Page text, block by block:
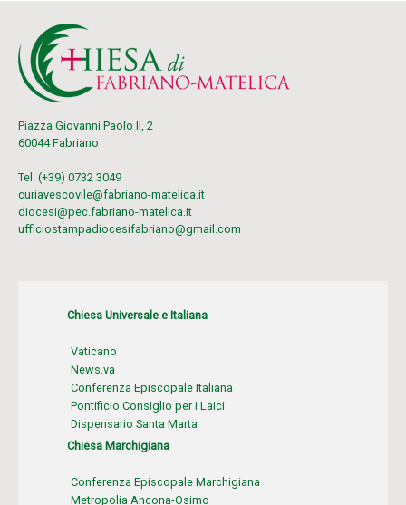
Piazza Giovanni Paolo II, 2
60044 Fabriano
Tel. (+39) 0732 3049
curiavescovile@fabriano-matelica.it
diocesi@pec.fabriano-matelica.it
ufficiostampadiocesifabriano@gmail.com
Chiesa Universale e Italiana
Vaticano
News.va
Conferenza Episcopale Italiana
Pontificio Consiglio per i Laici
Dispensario Santa Marta
Chiesa Marchigiana
Conferenza Episcopale Marchigiana
Metropolia Ancona-Osimo